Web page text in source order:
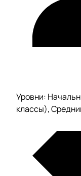
Уровни:
классы),